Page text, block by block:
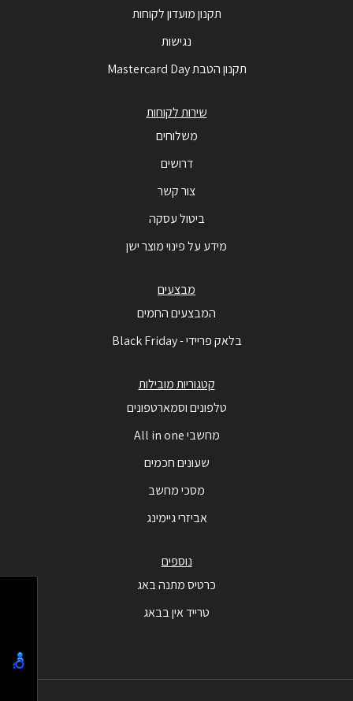
תקנון מועדון לקוחות
נגישות
תקנון הטבת Mastercard Day
שירות לקוחות
משלוחים
דרושים
צור קשר
ביטול עסקה
מידע על פינוי מוצר ישן
מבצעים
המבצעים החמים
בלאק פריידי - Black Friday
קטגוריות מובילות
טלפונים וסמארטפונים
מחשבי All in one
שעונים חכמים
מסכי מחשב
אביזרי גיימינג
נוספים
כרטיס מתנה באג
טרייד אין בבאג